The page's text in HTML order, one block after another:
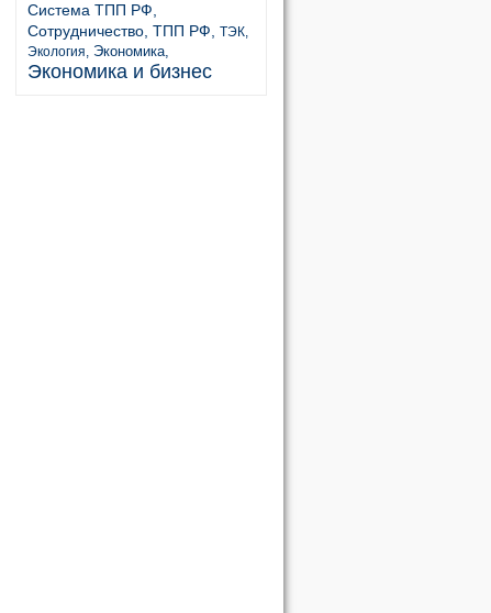
Система ТПП РФ,
Сотрудничество, ТПП РФ,
ТЭК,
Экология, Экономика,
Экономика и бизнес